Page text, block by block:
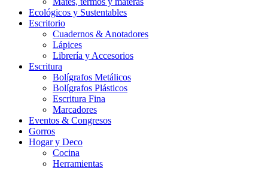
Ecológicos y Sustentables
Escritorio
Cuadernos & Anotadores
Lápices
Librería y Accesorios
Escritura
Bolígrafos Metálicos
Bolígrafos Plásticos
Escritura Fina
Marcadores
Eventos & Congresos
Gorros
Hogar y Deco
Cocina
Herramientas